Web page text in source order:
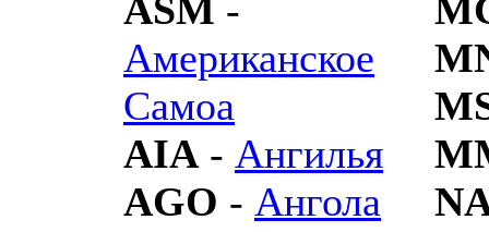
ASM -
Американское
Самоа
AIA - Ангилья
AGO - Ангола